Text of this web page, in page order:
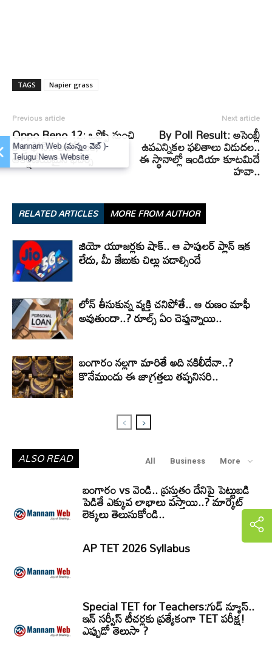
TAGS Napier grass
Previous article
Oppo Reno 12: ఒప్పో నుంచి
కొత్త ఫోన్‌.. అదిరే లుక్‌,
ఆకర్షణీయమైన ఫీచర్స్‌
Next article
By Poll Result: అసెంబ్లీ
ఉపఎన్నికల ఫలితాలు విడుదల..
ఈ స్థానాల్లో ఇండియా కూటమిదే
హవా..
RELATED ARTICLES MORE FROM AUTHOR
జియో యూజర్లకు షాక్.. ఆ పాపులర్ ప్లాన్ ఇక
లేదు, మీ జేబుకు చిల్లు పడాల్సిందే
లోన్ తీసుకున్న వ్యక్తి చనిపోతే.. ఆ రుణం మాఫీ
అవుతుందా..? రూల్స్ ఏం చెప్తున్నాయి..
బంగారం నల్లగా మారితే అది నకిలీదేనా..?
కొనేముందు ఈ జాగ్రత్తలు తప్పనిసరి..
ALSO READ All Business More
బంగారం vs వెండి.. ప్రస్తుతం దేనిపై పెట్టుబడి
పెడితే ఎక్కువ లాభాలు వస్తాయి..? మార్కెట్
లెక్కలు తెలుసుకోండి..
AP TET 2026 Syllabus
Special TET for Teachers:గుడ్ న్యూస్..
ఇన్ సర్వీస్ టీచర్లకు ప్రత్యేకంగా TET పరీక్ష!
ఎప్పుడో తెలుసా ?
×
Mannam Web (మన్నం వెబ్ )-
Telugu News Website